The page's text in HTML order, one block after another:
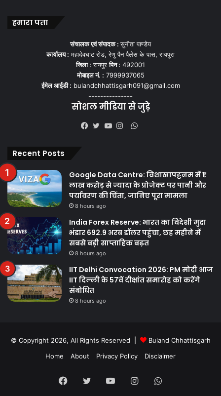
हमारा पता
संचालक एवं संपादक :सुनीता पाण्डेय
कार्यालय : महादेवघाट रोड, रेणु पैन पैलेस के पास, रायपुरा
जिला : रायपुरपिन : 492001
मोबाइल नं. : 7999937065
ईमेल आईडी : bulandchhattisgarh091@gmail.com
---------------
सोशल मीडिया से जुड़े
WhatsApp
Recent Posts
Google Data Centre: विशाखापट्टनम में ₹1
लाख करोड़ से ज्यादा के प्रोजेक्ट पर पानी और
पर्यावरण की चिंता, जानिए पूरा मामला
8 hours ago
India Forex Reserve: भारत का विदेशी मुद्रा
भंडार 692.9 अरब डॉलर पहुंचा, छह महीने में
सबसे बड़ी साप्ताहिक बढ़त
8 hours ago
IIT Delhi Convocation 2026: PM मोदी आज
IIT दिल्ली के 57वें दीक्षांत समारोह को करेंगे
संबोधित
8 hours ago
© Copyright 2026, All Rights Reserved |
Buland Chhattisgarh
Home
About Privacy Policy Disclaimer
Facebook
Twitter YouTubeInstagramWhatsApp